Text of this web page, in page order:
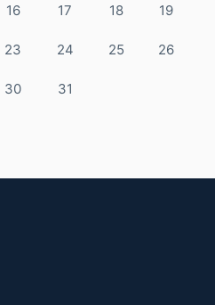
16 17 18 19
23 24 25 26
30 31